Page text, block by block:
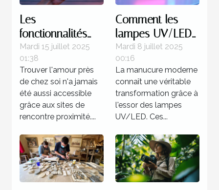
Les
fonctionnalités
clés à rechercher
sur un site de
rencontre
proximité
Mardi 15 juillet 2025
01:38
Trouver l'amour près
de chez soi n'a jamais
été aussi accessible
grâce aux sites de
rencontre proximité....
Comment les
lampes UV/LED
révolutionnent la
manucure
moderne ?
Mardi 8 juillet 2025
00:16
La manucure moderne
connaît une véritable
transformation grâce à
l'essor des lampes
UV/LED. Ces...